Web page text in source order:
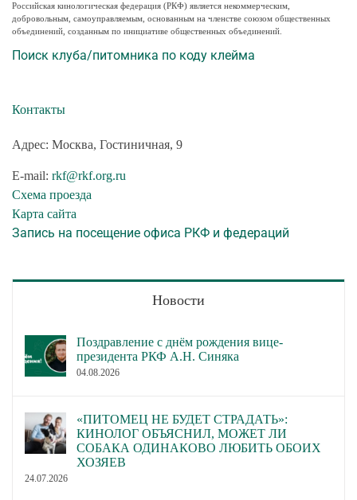
Российская кинологическая федерация (РКФ) является некоммерческим,
добровольным, самоуправляемым, основанным на членстве союзом общественных
объединений, созданным по инициативе общественных объединений.
Поиск клуба/питомника по коду клейма
Контакты
Адрес: Москва, Гостиничная, 9
E-mail: rkf@rkf.org.ru
Схема проезда
Карта сайта
Запись на посещение офиса РКФ и федераций
Новости
Поздравление с днём рождения вице-
президента РКФ А.Н. Синяка
04.08.2026
«ПИТОМЕЦ НЕ БУДЕТ СТРАДАТЬ»:
КИНОЛОГ ОБЪЯСНИЛ, МОЖЕТ ЛИ
СОБАКА ОДИНАКОВО ЛЮБИТЬ ОБОИХ
ХОЗЯЕВ
24.07.2026